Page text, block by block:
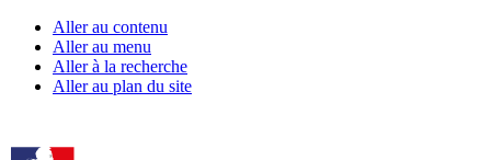
Aller au contenu
Aller au menu
Aller à la recherche
Aller au plan du site